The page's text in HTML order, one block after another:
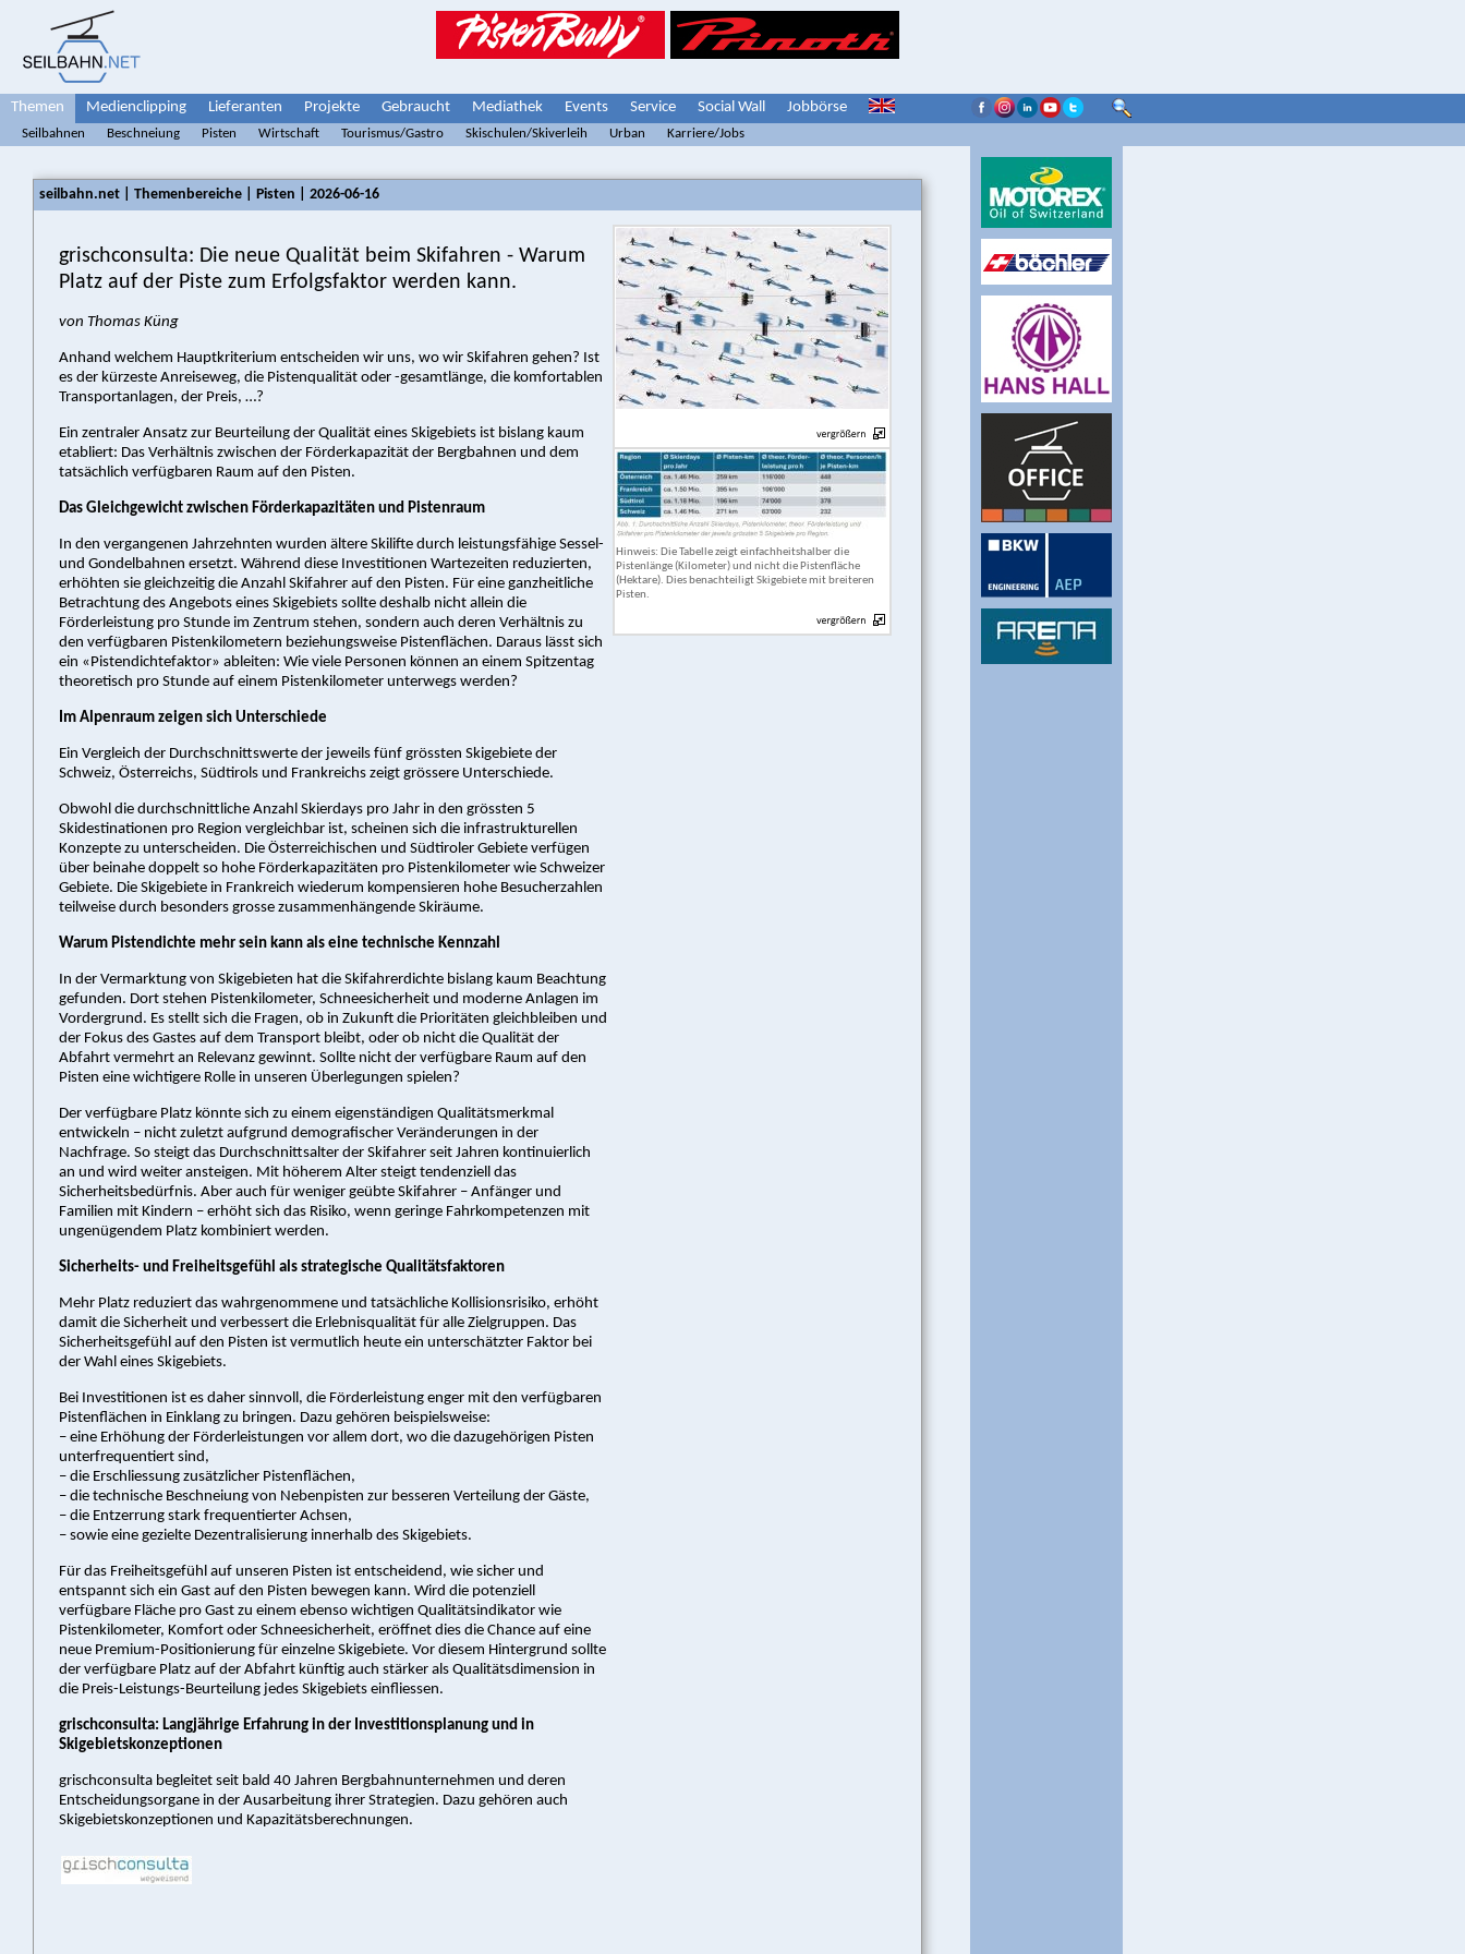
Themen Medienclipping Lieferanten Projekte Gebraucht Mediathek Events Service Social Wall Jobbörse
Seilbahnen Beschneiung Pisten Wirtschaft Tourismus/Gastro Skischulen/Skiverleih Urban Karriere/Jobs
seilbahn.net | Themenbereiche | Pisten | 2026-06-16
grischconsulta: Die neue Qualität beim Skifahren - Warum
Platz auf der Piste zum Erfolgsfaktor werden kann.
von Thomas Küng
Anhand welchem Hauptkriterium entscheiden wir uns, wo wir Skifahren gehen? Ist
es der kürzeste Anreiseweg, die Pistenqualität oder -gesamtlänge, die komfortablen
Transportanlagen, der Preis, …?
Ein zentraler Ansatz zur Beurteilung der Qualität eines Skigebiets ist bislang kaum
etabliert: Das Verhältnis zwischen der Förderkapazität der Bergbahnen und dem
tatsächlich verfügbaren Raum auf den Pisten.
Das Gleichgewicht zwischen Förderkapazitäten und Pistenraum
In den vergangenen Jahrzehnten wurden ältere Skilifte durch leistungsfähige Sessel-
und Gondelbahnen ersetzt. Während diese Investitionen Wartezeiten reduzierten,
erhöhten sie gleichzeitig die Anzahl Skifahrer auf den Pisten. Für eine ganzheitliche
Betrachtung des Angebots eines Skigebiets sollte deshalb nicht allein die
Förderleistung pro Stunde im Zentrum stehen, sondern auch deren Verhältnis zu
den verfügbaren Pistenkilometern beziehungsweise Pistenflächen. Daraus lässt sich
ein «Pistendichtefaktor» ableiten: Wie viele Personen können an einem Spitzentag
theoretisch pro Stunde auf einem Pistenkilometer unterwegs werden?
Im Alpenraum zeigen sich Unterschiede
Ein Vergleich der Durchschnittswerte der jeweils fünf grössten Skigebiete der
Schweiz, Österreichs, Südtirols und Frankreichs zeigt grössere Unterschiede.
Obwohl die durchschnittliche Anzahl Skierdays pro Jahr in den grössten 5
Skidestinationen pro Region vergleichbar ist, scheinen sich die infrastrukturellen
Konzepte zu unterscheiden. Die Österreichischen und Südtiroler Gebiete verfügen
über beinahe doppelt so hohe Förderkapazitäten pro Pistenkilometer wie Schweizer
Gebiete. Die Skigebiete in Frankreich wiederum kompensieren hohe Besucherzahlen
teilweise durch besonders grosse zusammenhängende Skiräume.
Warum Pistendichte mehr sein kann als eine technische Kennzahl
In der Vermarktung von Skigebieten hat die Skifahrerdichte bislang kaum Beachtung
gefunden. Dort stehen Pistenkilometer, Schneesicherheit und moderne Anlagen im
Vordergrund. Es stellt sich die Fragen, ob in Zukunft die Prioritäten gleichbleiben und
der Fokus des Gastes auf dem Transport bleibt, oder ob nicht die Qualität der
Abfahrt vermehrt an Relevanz gewinnt. Sollte nicht der verfügbare Raum auf den
Pisten eine wichtigere Rolle in unseren Überlegungen spielen?
Der verfügbare Platz könnte sich zu einem eigenständigen Qualitätsmerkmal
entwickeln – nicht zuletzt aufgrund demografischer Veränderungen in der
Nachfrage. So steigt das Durchschnittsalter der Skifahrer seit Jahren kontinuierlich
an und wird weiter ansteigen. Mit höherem Alter steigt tendenziell das
Sicherheitsbedürfnis. Aber auch für weniger geübte Skifahrer – Anfänger und
Familien mit Kindern – erhöht sich das Risiko, wenn geringe Fahrkompetenzen mit
ungenügendem Platz kombiniert werden.
Sicherheits- und Freiheitsgefühl als strategische Qualitätsfaktoren
Mehr Platz reduziert das wahrgenommene und tatsächliche Kollisionsrisiko, erhöht
damit die Sicherheit und verbessert die Erlebnisqualität für alle Zielgruppen. Das
Sicherheitsgefühl auf den Pisten ist vermutlich heute ein unterschätzter Faktor bei
der Wahl eines Skigebiets.
Bei Investitionen ist es daher sinnvoll, die Förderleistung enger mit den verfügbaren
Pistenflächen in Einklang zu bringen. Dazu gehören beispielsweise:
– eine Erhöhung der Förderleistungen vor allem dort, wo die dazugehörigen Pisten
unterfrequentiert sind,
– die Erschliessung zusätzlicher Pistenflächen,
– die technische Beschneiung von Nebenpisten zur besseren Verteilung der Gäste,
– die Entzerrung stark frequentierter Achsen,
– sowie eine gezielte Dezentralisierung innerhalb des Skigebiets.
Für das Freiheitsgefühl auf unseren Pisten ist entscheidend, wie sicher und
entspannt sich ein Gast auf den Pisten bewegen kann. Wird die potenziell
verfügbare Fläche pro Gast zu einem ebenso wichtigen Qualitätsindikator wie
Pistenkilometer, Komfort oder Schneesicherheit, eröffnet dies die Chance auf eine
neue Premium-Positionierung für einzelne Skigebiete. Vor diesem Hintergrund sollte
der verfügbare Platz auf der Abfahrt künftig auch stärker als Qualitätsdimension in
die Preis-Leistungs-Beurteilung jedes Skigebiets einfliessen.
grischconsulta: Langjährige Erfahrung in der Investitionsplanung und in
Skigebietskonzeptionen
grischconsulta begleitet seit bald 40 Jahren Bergbahnunternehmen und deren
Entscheidungsorgane in der Ausarbeitung ihrer Strategien. Dazu gehören auch
Skigebietskonzeptionen und Kapazitätsberechnungen.
Hinweis: Die Tabelle zeigt einfachheitshalber die
Pistenlänge (Kilometer) und nicht die Pistenfläche
(Hektare). Dies benachteiligt Skigebiete mit breiteren
Pisten.